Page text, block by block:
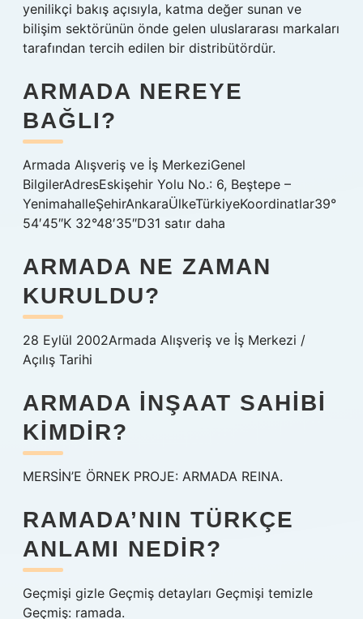
yenilikçi bakış açısıyla, katma değer sunan ve
bilişim sektörünün önde gelen uluslararası markaları
tarafından tercih edilen bir distribütördür.
ARMADA NEREYE
BAĞLI?
Armada Alışveriş ve İş MerkeziGenel
BilgilerAdresEskişehir Yolu No.: 6, Beştepe –
YenimahalleŞehirAnkaraÜlkeTürkiyeKoordinatlar39°
54′45″K 32°48′35″D31 satır daha
ARMADA NE ZAMAN
KURULDU?
28 Eylül 2002Armada Alışveriş ve İş Merkezi /
Açılış Tarihi
ARMADA INŞAAT SAHIBI
KIMDIR?
MERSİN’E ÖRNEK PROJE: ARMADA REINA.
RAMADA’NIN TÜRKÇE
ANLAMI NEDIR?
Geçmişi gizle Geçmiş detayları Geçmişi temizle
Geçmiş: ramada.